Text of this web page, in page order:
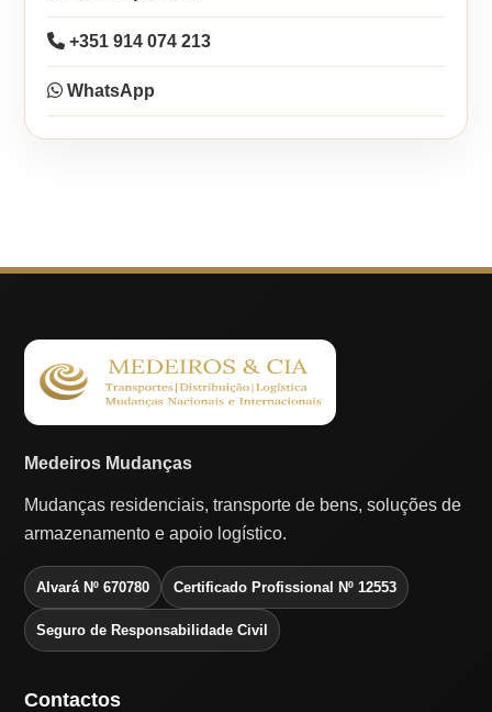
+351 914 074 213
WhatsApp
Medeiros Mudanças
Mudanças residenciais, transporte de bens, soluções de
armazenamento e apoio logístico.
Alvará Nº 670780 Certificado Profissional Nº 12553
Seguro de Responsabilidade Civil
Contactos